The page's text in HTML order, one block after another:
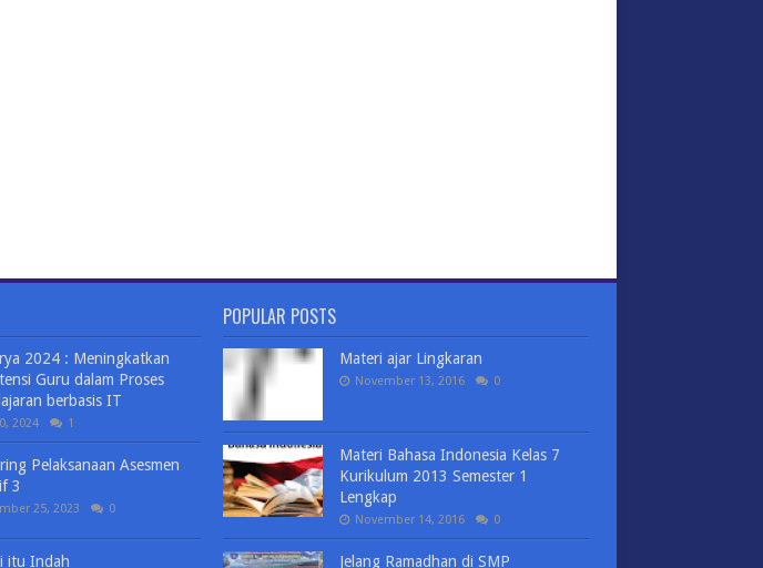
2024 : Meningkatkan
Guru dalam Proses
berbasis IT
2024 1
Pelaksanaan Asesmen
3
25, 2023 0
itu Indah
POPULAR POSTS
Materi ajar Lingkaran
November 13, 2016 0
Materi Bahasa Indonesia Kelas 7
Kurikulum 2013 Semester 1
Lengkap
November 14, 2016 0
Jelang Ramadhan di SMP